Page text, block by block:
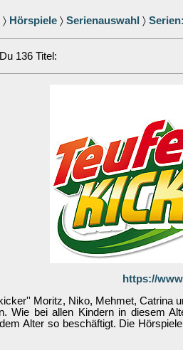
〉 Hörspiele 〉 Serienauswahl 〉
136 Titel:
https://
Moritz, Niko, Mehmet, Catrina
Wie bei allen Kindern in diesem
Alter so beschäftigt. Die